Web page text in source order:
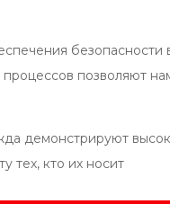
позволяют
демонстрируют
тех, кто их носит